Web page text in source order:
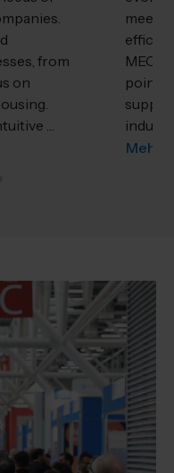
from
on
…
meet
point
Mehr